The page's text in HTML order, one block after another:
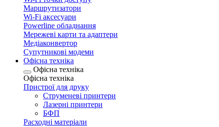
Маршрутизатори
Wi-Fi аксесуари
Рowerline обладнання
Мережеві карти та адаптери
Медіаконвертор
Супутникові модеми
Офісна техніка
Офісна техніка
Офісна техніка
Пристрої для друку
Струменеві принтери
Лазерні принтери
БФП
Расходні матеріали